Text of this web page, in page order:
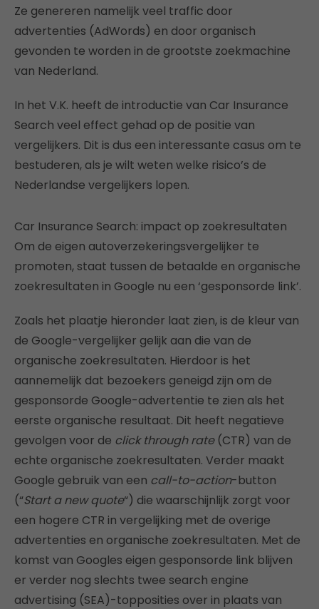
Ze genereren namelijk veel traffic door
advertenties (AdWords) en door organisch
gevonden te worden in de grootste zoekmachine
van Nederland.
In het V.K. heeft de introductie van Car Insurance
Search veel effect gehad op de positie van
vergelijkers. Dit is dus een interessante casus om te
bestuderen, als je wilt weten welke risico’s de
Nederlandse vergelijkers lopen.
Car Insurance Search: impact op zoekresultaten
Om de eigen autoverzekeringsvergelijker te
promoten, staat tussen de betaalde en organische
zoekresultaten in Google nu een ‘gesponsorde link’.
Zoals het plaatje hieronder laat zien, is de kleur van
de Google-vergelijker gelijk aan die van de
organische zoekresultaten. Hierdoor is het
aannemelijk dat bezoekers geneigd zijn om de
gesponsorde Google-advertentie te zien als het
eerste organische resultaat. Dit heeft negatieve
gevolgen voor de click through rate(CTR) van de
echte organische zoekresultaten. Verder maakt
Google gebruik van een call-to-action-button
(“Start a new quote“) die waarschijnlijk zorgt voor
een hogere CTR in vergelijking met de overige
advertenties en organische zoekresultaten. Met de
komst van Googles eigen gesponsorde link blijven
er verder nog slechts twee search engine
advertising (SEA)-topposities over in plaats van